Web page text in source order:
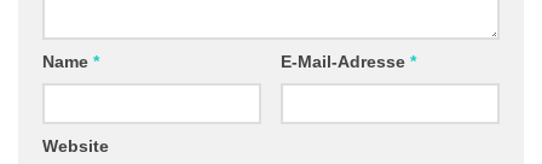
Name * E-Mail-Adresse *
Website